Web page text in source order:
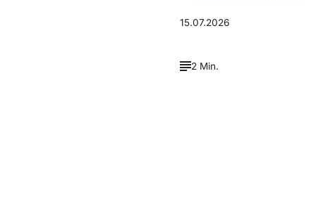
15.07.2026
2 Min.